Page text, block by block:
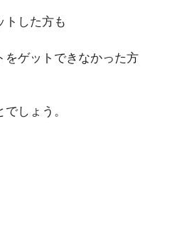
トした方も
をゲットできなかった方
しょう。